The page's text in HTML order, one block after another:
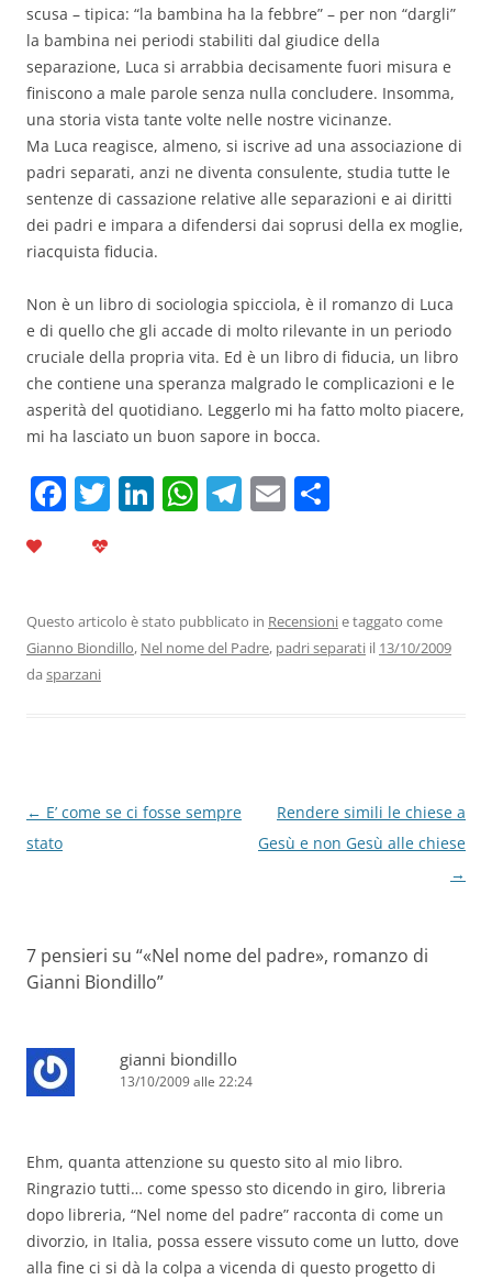
scusa – tipica: “la bambina ha la febbre” – per non “dargli”
la bambina nei periodi stabiliti dal giudice della
separazione, Luca si arrabbia decisamente fuori misura e
finiscono a male parole senza nulla concludere. Insomma,
una storia vista tante volte nelle nostre vicinanze.
Ma Luca reagisce, almeno, si iscrive ad una associazione di
padri separati, anzi ne diventa consulente, studia tutte le
sentenze di cassazione relative alle separazioni e ai diritti
dei padri e impara a difendersi dai soprusi della ex moglie,
riacquista fiducia.
Non è un libro di sociologia spicciola, è il romanzo di Luca
e di quello che gli accade di molto rilevante in un periodo
cruciale della propria vita. Ed è un libro di fiducia, un libro
che contiene una speranza malgrado le complicazioni e le
asperità del quotidiano. Leggerlo mi ha fatto molto piacere,
mi ha lasciato un buon sapore in bocca.
F
b
o
T Li
dI
n
W
A
p
T
a
m
E
vi
di
Questo articolo è stato pubblicato in Recensionie taggato come
Gianno Biondillo, Nel nome del Padre, padri separati il 13/10/2009
da sparzani
Navigazione
articolo
← E’ come se ci fosse sempre
stato
Rendere simili le chiese a
Gesù e non Gesù alle chiese
→
7 pensieri su “«Nel nome del padre», romanzo di
Gianni Biondillo”
gianni biondillo
13/10/2009 alle 22:24
Ehm, quanta attenzione su questo sito al mio libro.
Ringrazio tutti… come spesso sto dicendo in giro, libreria
dopo libreria, “Nel nome del padre” racconta di come un
divorzio, in Italia, possa essere vissuto come un lutto, dove
alla fine ci si dà la colpa a vicenda di questo progetto di